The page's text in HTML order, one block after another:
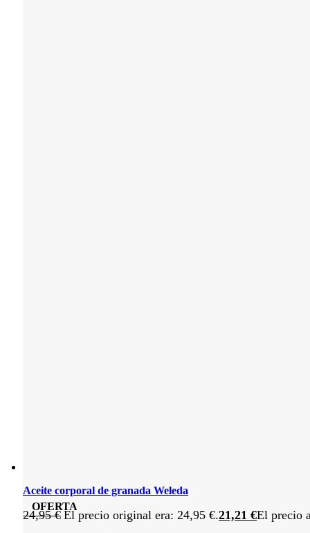
OFERTA
Aceite corporal de granada Weleda
24,95€ El precio original era: 24,95 €.21,21 €El precio